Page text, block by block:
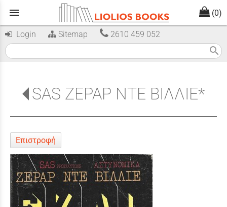
menu (0)
Login Sitemap 2610 459 052
search
SAS ΖΕΡΑΡ ΝΤΕ ΒΙΛΛΙΕ*
Επιστροφή